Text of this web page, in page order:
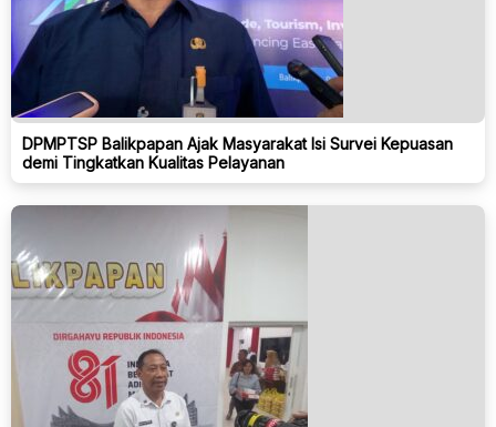
DPMPTSP Balikpapan Ajak Masyarakat Isi Survei Kepuasan
demi Tingkatkan Kualitas Pelayanan